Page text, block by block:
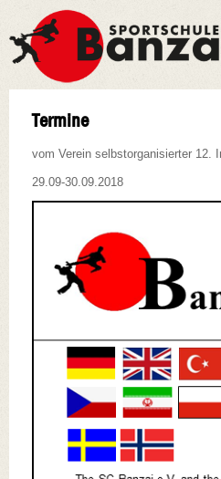
Termine
vom Verein selbstorganisierter 12.
29.09-30.09.2018